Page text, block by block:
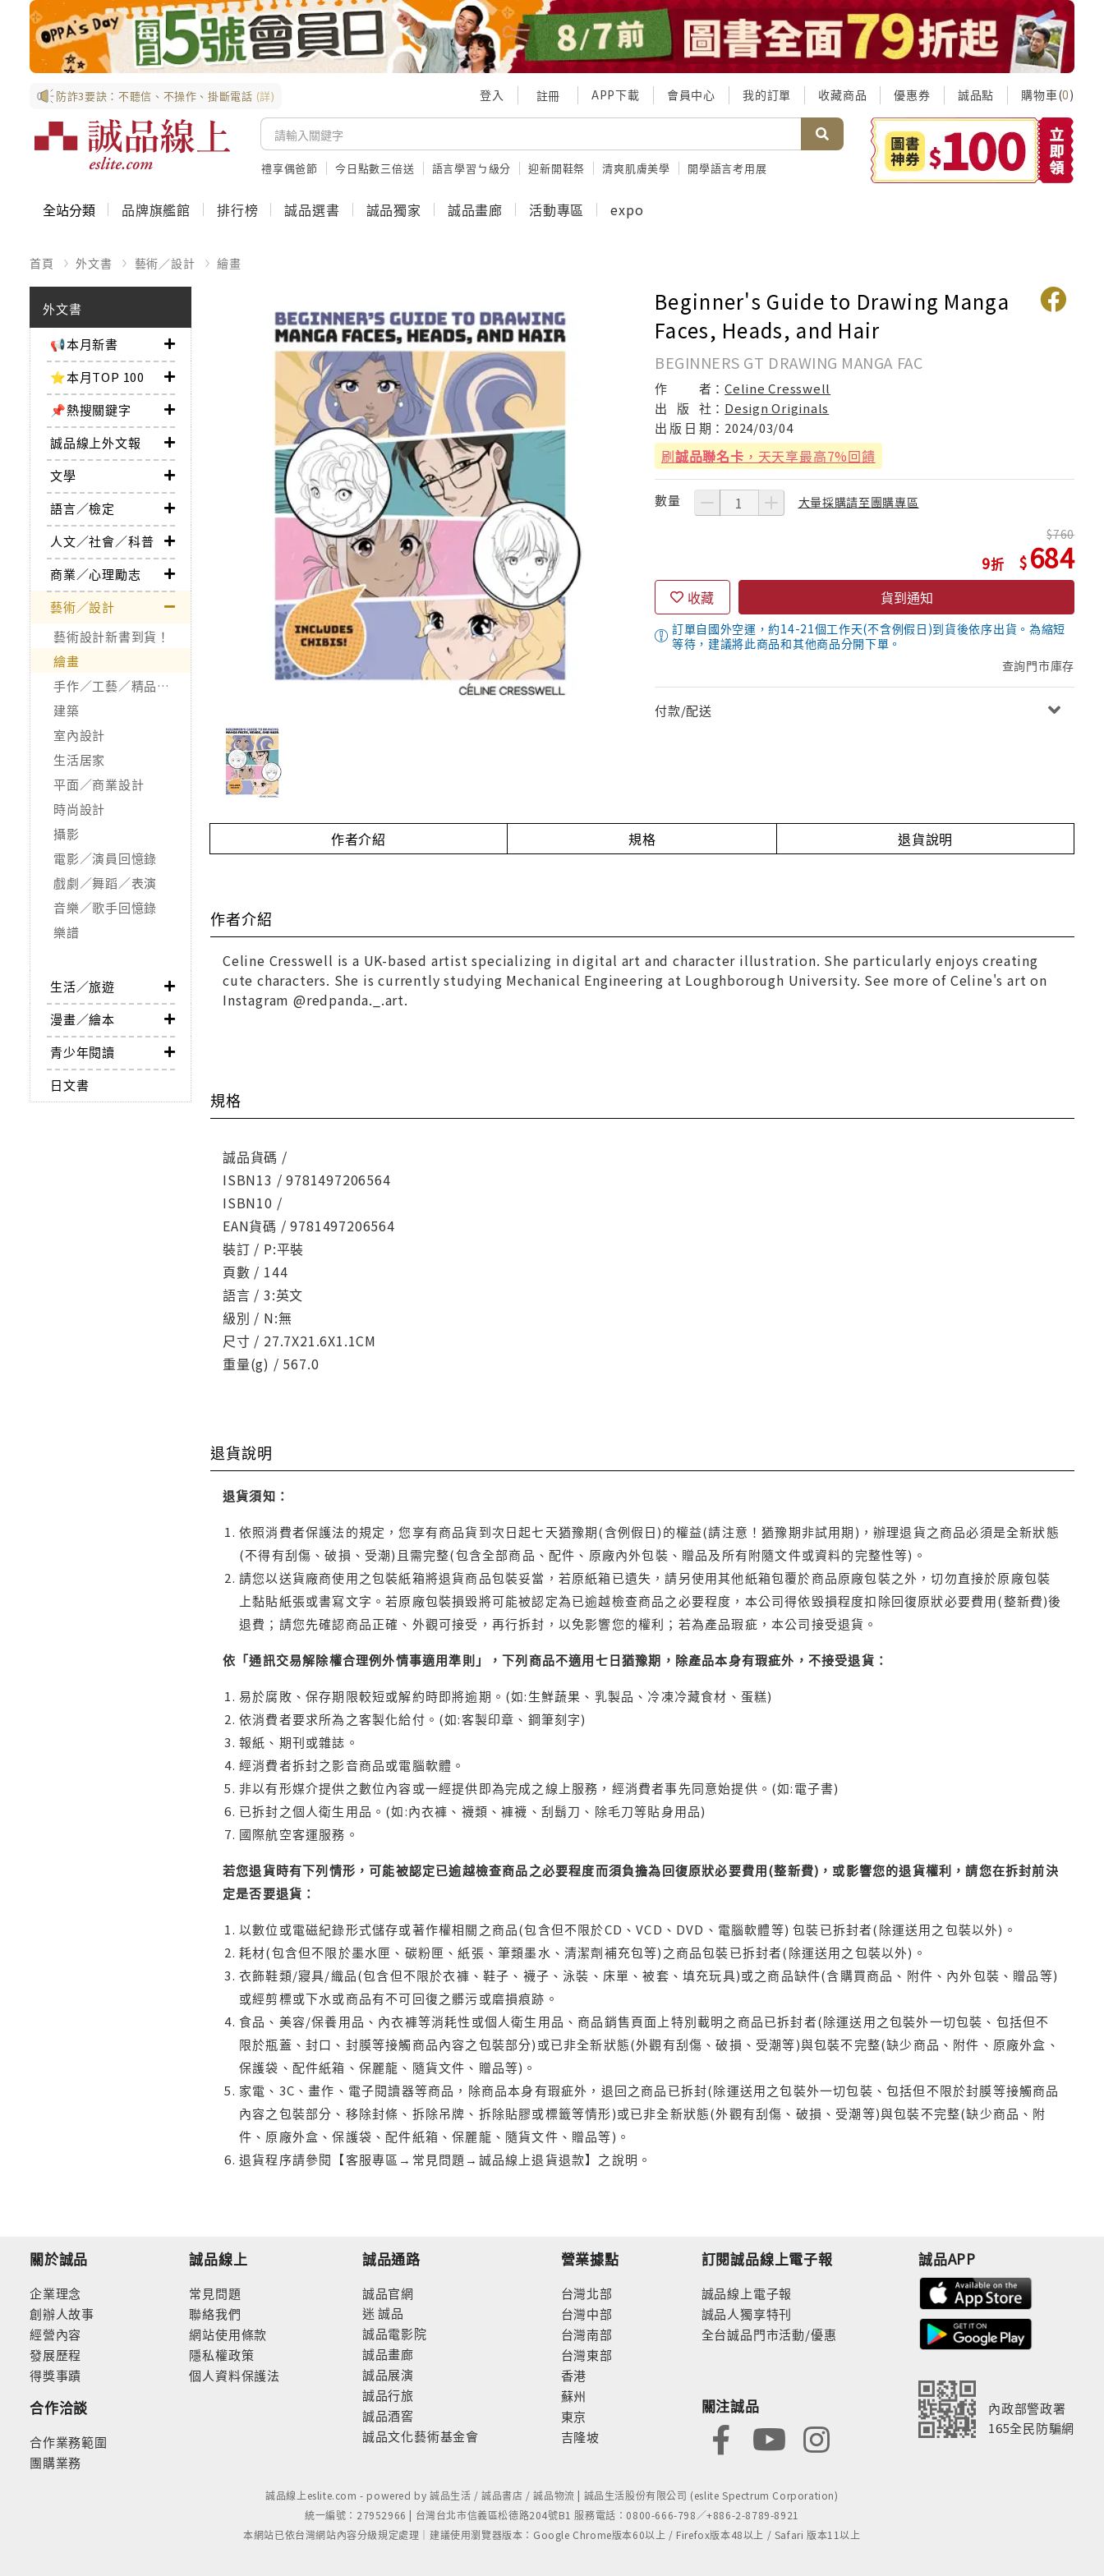
防詐3要訣：不聽信、不操作、掛斷電話 (詳) 登入 註冊 APP下載 會員中心 我的訂單 收藏商品 優惠券 誠品點 購物車(0)
禮享偶爸節 今日點數三倍送 語言學習ㄅ級分 迎新開鞋祭 清爽肌膚美學 開學語言考用展
全站分類 品牌旗艦館 排行榜 誠品選書 誠品獨家 誠品畫廊 活動專區 expo
首頁 外文書 藝術／設計 繪畫
外文書
📢本月新書
⭐本月TOP 100
📌熱搜關鍵字
誠品線上外文報
文學
語言／檢定
人文／社會／科普
商業／心理勵志
藝術／設計
藝術設計新書到貨！
繪畫
手作／工藝／精品收藏
建築
室內設計
生活居家
平面／商業設計
時尚設計
攝影
電影／演員回憶錄
戲劇／舞蹈／表演
音樂／歌手回憶錄
樂譜
生活／旅遊
漫畫／繪本
青少年閱讀
日文書
Beginner's Guide to Drawing Manga
Faces, Heads, and Hair
BEGINNERS GT DRAWING MANGA FAC
作 者：Celine Cresswell
出
版 社： Design Originals
出 版 日 期： 2024/03/04
刷誠品聯名卡 ，天天享最高7%回饋
數量 大量採購請至團購專區
9
760
684
收藏 貨到通知
訂單自國外空運，約14-21個工作天(不含例假日)到貨後依序出貨。為縮短
等待，建議將此商品和其他商品分開下單。
查詢門市庫存
付款/配送
作者介紹 規格 退貨說明
作者介紹
Celine Cresswell is a UK-based artist specializing in digital art and character illustration. She particularly enjoys creating
cute characters. She is currently studying Mechanical Engineering at Loughborough University. See more of Celine's art on
Instagram @redpanda._.art.
規格
誠品貨碼 /
ISBN13 / 9781497206564
ISBN10 /
EAN貨碼 / 9781497206564
裝訂 / P:平裝
頁數 / 144
語言 / 3:英文
級別 / N:無
尺寸 / 27.7X21.6X1.1CM
重量(g) / 567.0
退貨說明
退貨須知：
依照消費者保護法的規定，您享有商品貨到次日起七天猶豫期(含例假日)的權益(請注意！猶豫期非試用期)，辦理退貨之商品必須是全新狀態
(不得有刮傷、破損、受潮)且需完整(包含全部商品、配件、原廠內外包裝、贈品及所有附隨文件或資料的完整性等)。
請您以送貨廠商使用之包裝紙箱將退貨商品包裝妥當，若原紙箱已遺失，請另使用其他紙箱包覆於商品原廠包裝之外，切勿直接於原廠包裝
上黏貼紙張或書寫文字。若原廠包裝損毀將可能被認定為已逾越檢查商品之必要程度，本公司得依毀損程度扣除回復原狀必要費用(整新費)後
退費；請您先確認商品正確、外觀可接受，再行拆封，以免影響您的權利；若為產品瑕疵，本公司接受退貨。
依「通訊交易解除權合理例外情事適用準則」，下列商品不適用七日猶豫期，除產品本身有瑕疵外，不接受退貨：
易於腐敗、保存期限較短或解約時即將逾期。(如:生鮮蔬果、乳製品、冷凍冷藏食材、蛋糕)
依消費者要求所為之客製化給付。(如:客製印章、鋼筆刻字)
報紙、期刊或雜誌。
經消費者拆封之影音商品或電腦軟體。
非以有形媒介提供之數位內容或一經提供即為完成之線上服務，經消費者事先同意始提供。(如:電子書)
已拆封之個人衛生用品。(如:內衣褲、襪類、褲襪、刮鬍刀、除毛刀等貼身用品)
國際航空客運服務。
若您退貨時有下列情形，可能被認定已逾越檢查商品之必要程度而須負擔為回復原狀必要費用(整新費)，或影響您的退貨權利，請您在拆封前決
定是否要退貨：
以數位或電磁紀錄形式儲存或著作權相關之商品(包含但不限於CD、VCD、DVD、電腦軟體等) 包裝已拆封者(除運送用之包裝以外)。
耗材(包含但不限於墨水匣、碳粉匣、紙張、筆類墨水、清潔劑補充包等)之商品包裝已拆封者(除運送用之包裝以外)。
衣飾鞋類/寢具/織品(包含但不限於衣褲、鞋子、襪子、泳裝、床單、被套、填充玩具)或之商品缺件(含購買商品、附件、內外包裝、贈品等)
或經剪標或下水或商品有不可回復之髒污或磨損痕跡。
食品、美容/保養用品、內衣褲等消耗性或個人衛生用品、商品銷售頁面上特別載明之商品已拆封者(除運送用之包裝外一切包裝、包括但不
限於瓶蓋、封口、封膜等接觸商品內容之包裝部分)或已非全新狀態(外觀有刮傷、破損、受潮等)與包裝不完整(缺少商品、附件、原廠外盒、
保護袋、配件紙箱、保麗龍、隨貨文件、贈品等)。
家電、3C、畫作、電子閱讀器等商品，除商品本身有瑕疵外，退回之商品已拆封(除運送用之包裝外一切包裝、包括但不限於封膜等接觸商品
內容之包裝部分、移除封條、拆除吊牌、拆除貼膠或標籤等情形)或已非全新狀態(外觀有刮傷、破損、受潮等)與包裝不完整(缺少商品、附
件、原廠外盒、保護袋、配件紙箱、保麗龍、隨貨文件、贈品等)。
退貨程序請參閱【客服專區→常見問題→誠品線上退貨退款】之說明。
關於誠品
企業理念
創辦人故事
經營內容
發展歷程
得獎事蹟
合作洽談
合作業務範圍
團購業務
誠品線上
常見問題
聯絡我們
網站使用條款
隱私權政策
個人資料保護法
誠品通路
誠品官網
迷 誠品
誠品電影院
誠品畫廊
誠品展演
誠品行旅
誠品酒窖
誠品文化藝術基金會
營業據點
台灣北部
台灣中部
台灣南部
台灣東部
香港
蘇州
東京
吉隆坡
訂閱誠品線上電子報
誠品線上電子報
誠品人獨享特刊
全台誠品門市活動/優惠
關注誠品
誠品APP
內政部警政署
165全民防騙網
誠品線上eslite.com - powered by 誠品生活 / 誠品書店 / 誠品物流 | 誠品生活股份有限公司 (eslite Spectrum Corporation)
統一編號：27952966 | 台灣台北市信義區松德路204號B1 服務電話：0800-666-798／+886-2-8789-8921
本網站已依台灣網站內容分級規定處理｜建議使用瀏覽器版本：Google Chrome版本60以上 / Firefox版本48以上 / Safari 版本11以上